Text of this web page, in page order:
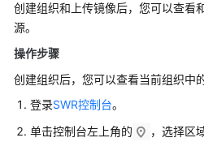
考
版）
API
考
创建组织和上传镜像后，您可以查看
源。
操作步骤
创建组织后，您可以查看当前组织中
登录SWR控制台。
单击控制台左上角的
，选择区